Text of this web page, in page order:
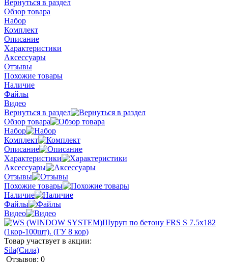
Вернуться в раздел
Обзор товара
Набор
Комплект
Описание
Характеристики
Аксессуары
Отзывы
Похожие товары
Наличие
Файлы
Видео
Вернуться в раздел
Обзор товара
Набор
Комплект
Описание
Характеристики
Аксессуары
Отзывы
Похожие товары
Наличие
Файлы
Видео
Товар участвует в акции:
Sila(Сила)
Отзывов: 0